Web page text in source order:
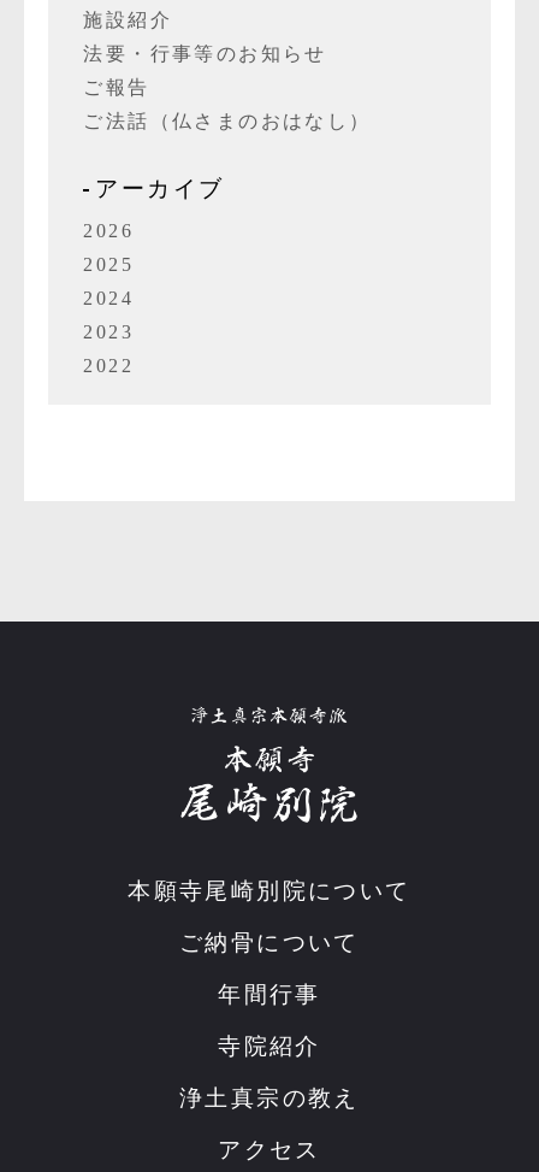
施設紹介
法要・行事等のお知らせ
ご報告
ご法話（仏さまのおはなし）
アーカイブ
2026
2025
2024
2023
2022
本願寺尾崎別院について
ご納骨について
年間行事
寺院紹介
浄土真宗の教え
アクセス